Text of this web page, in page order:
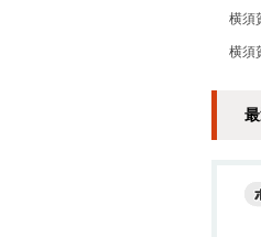
横須
横須